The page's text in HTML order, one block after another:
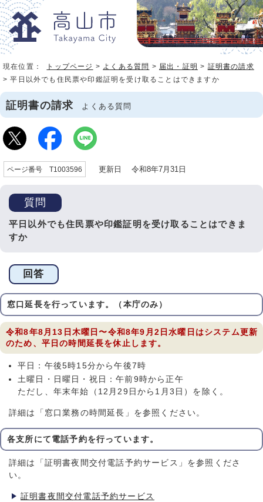
現在位置： トップページ > よくある質問 > 届出・証明 > 証明書の請求
> 平日以外でも住民票や印鑑証明を受け取ることはできますか
証明書の請求 よくある質問
ページ番号 T1003596 更新日 令和8年7月31日
質問
平日以外でも住民票や印鑑証明を受け取ることはできま
すか
回答
窓口延長を行っています。（本庁のみ）
令和8年8月13日木曜日〜令和8年9月2日水曜日はシステム更新
のため、平日の時間延長を休止します。
平日：午後5時15分から午後7時
土曜日・日曜日・祝日：午前9時から正午
ただし、年末年始（12月29日から1月3日）を除く。
詳細は「窓口業務の時間延長」を参照ください。
各支所にて電話予約を行っています。
詳細は「証明書夜間交付電話予約サービス」を参照くださ
い。
証明書夜間交付電話予約サービス